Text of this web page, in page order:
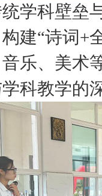
科壁垒与
建“诗词+
乐、美术
科教学的